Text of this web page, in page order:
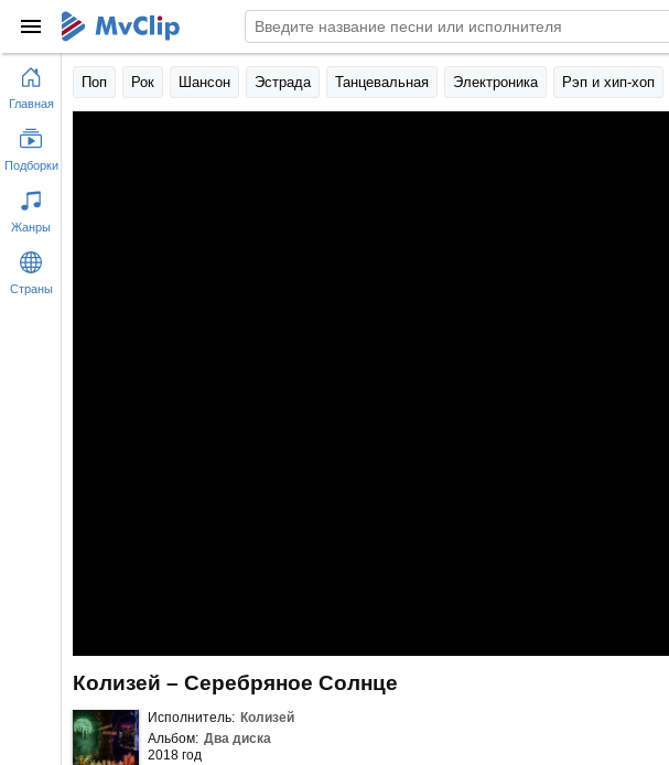
Поп Рок Шансон Эстрада Танцевальная Электроника Рэп и хип-хоп
Колизей – Серебряное Солнце
Исполнитель: Колизей
Альбом: Два диска
2018 год
Главная
Подборки
Жанры
Страны